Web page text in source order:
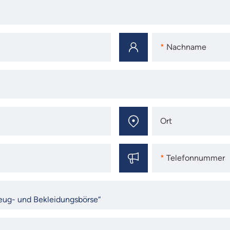
Nachname Nachname
Ort Ort
TelefonnummerTelefonnummer